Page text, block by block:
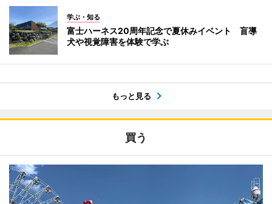
学ぶ・知る
富士ハーネス20周年記念で夏休みイベント 盲導
犬や視覚障害を体験で学ぶ
もっと見る
買う